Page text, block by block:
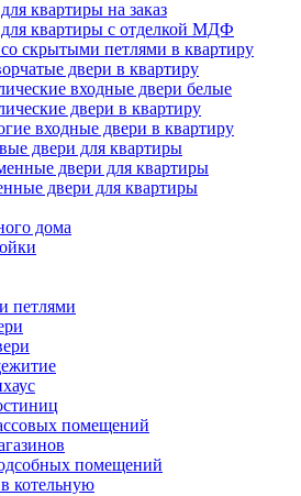
квартиры на заказ
квартиры с отделкой МДФ
скрытыми петлями в квартиру
двери в квартиру
входные двери белые
двери в квартиру
входные двери в квартиру
двери для квартиры
двери для квартиры
двери для квартиры
дома
петлями
помещений
помещений
котельную